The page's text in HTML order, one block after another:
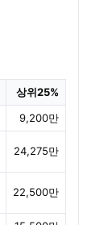
상위25%
9,200만
24,275만
22,500만